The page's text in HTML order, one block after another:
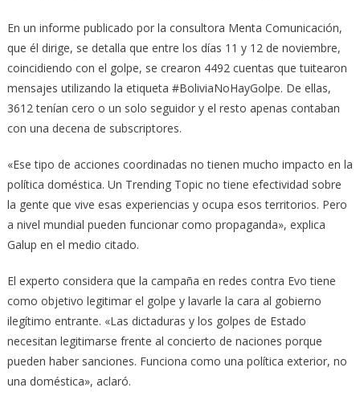
En un informe publicado por la consultora Menta Comunicación,
que él dirige, se detalla que entre los días 11 y 12 de noviembre,
coincidiendo con el golpe, se crearon 4492 cuentas que tuitearon
mensajes utilizando la etiqueta #BoliviaNoHayGolpe. De ellas,
3612 tenían cero o un solo seguidor y el resto apenas contaban
con una decena de subscriptores.
«Ese tipo de acciones coordinadas no tienen mucho impacto en la
política doméstica. Un Trending Topic no tiene efectividad sobre
la gente que vive esas experiencias y ocupa esos territorios. Pero
a nivel mundial pueden funcionar como propaganda», explica
Galup en el medio citado.
El experto considera que la campaña en redes contra Evo tiene
como objetivo legitimar el golpe y lavarle la cara al gobierno
ilegítimo entrante. «Las dictaduras y los golpes de Estado
necesitan legitimarse frente al concierto de naciones porque
pueden haber sanciones. Funciona como una política exterior, no
una doméstica», aclaró.